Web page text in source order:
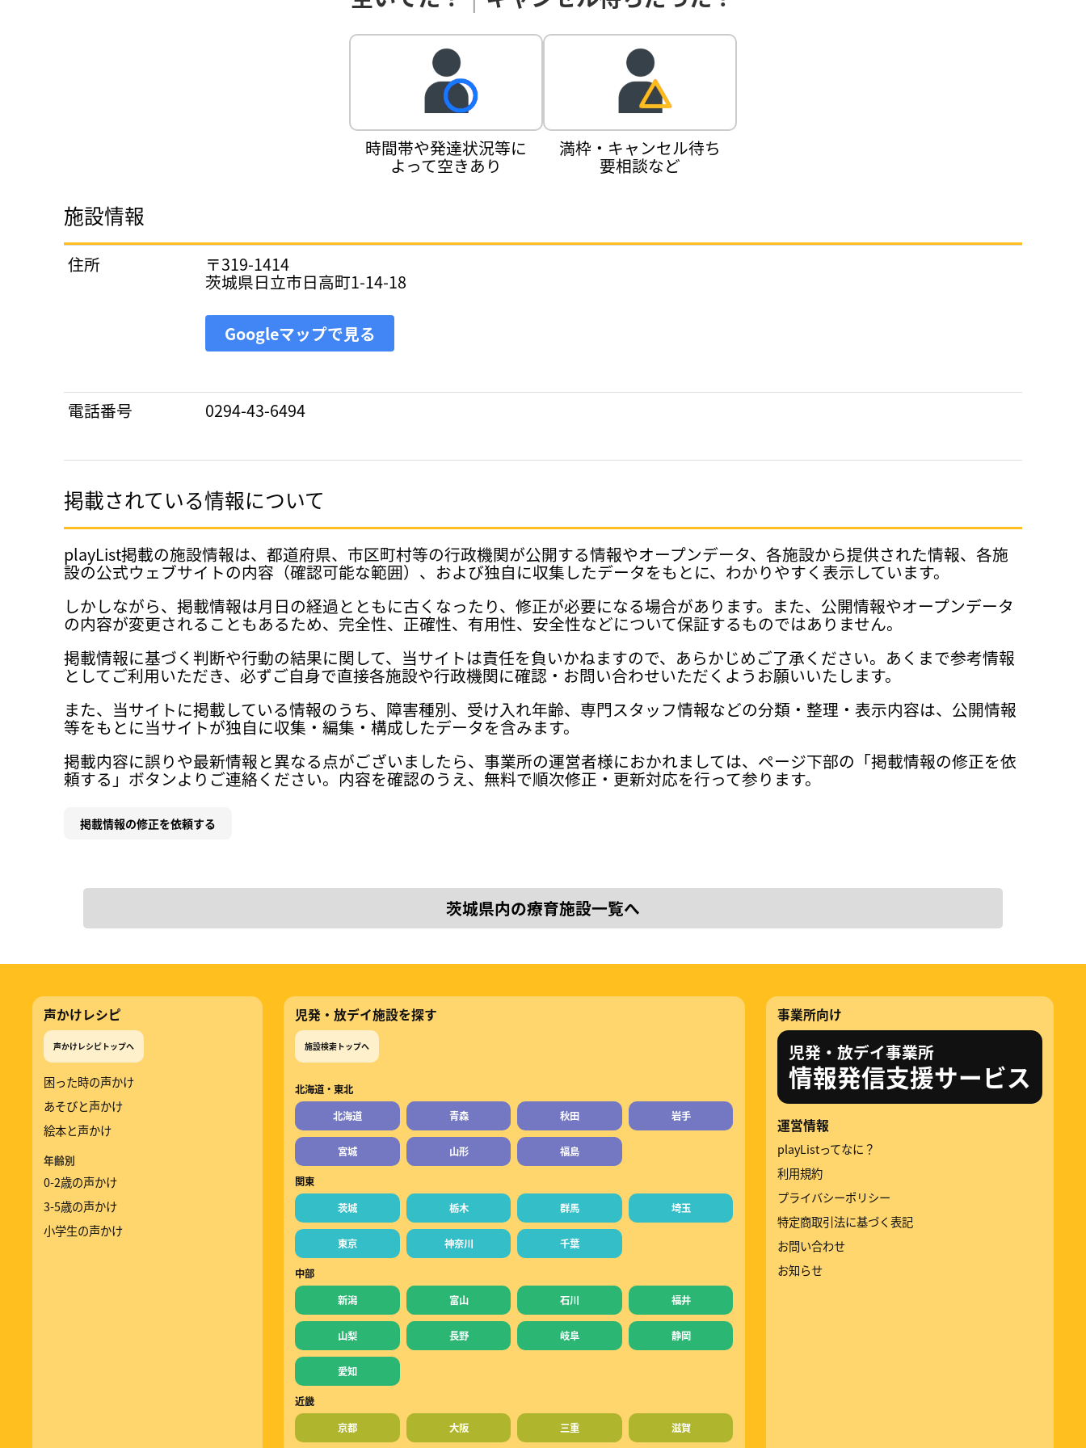
時間帯や発達状況等に
よって空きあり
満枠・キャンセル待ち
要相談など
施設情報
住所 〒319-1414
茨城県日立市日高町1-14-18
Googleマップで見る
電話番号 0294-43-6494
掲載されている情報について
playList掲載の施設情報は、都道府県、市区町村等の行政機関が公開する情報やオープンデータ、各施設から提供された情報、各施
設の公式ウェブサイトの内容（確認可能な範囲）、および独自に収集したデータをもとに、わかりやすく表示しています。
しかしながら、掲載情報は月日の経過とともに古くなったり、修正が必要になる場合があります。また、公開情報やオープンデータ
の内容が変更されることもあるため、完全性、正確性、有用性、安全性などについて保証するものではありません。
掲載情報に基づく判断や行動の結果に関して、当サイトは責任を負いかねますので、あらかじめご了承ください。あくまで参考情報
としてご利用いただき、必ずご自身で直接各施設や行政機関に確認・お問い合わせいただくようお願いいたします。
また、当サイトに掲載している情報のうち、障害種別、受け入れ年齢、専門スタッフ情報などの分類・整理・表示内容は、公開情報
等をもとに当サイトが独自に収集・編集・構成したデータを含みます。
掲載内容に誤りや最新情報と異なる点がございましたら、事業所の運営者様におかれましては、ページ下部の「掲載情報の修正を依
頼する」ボタンよりご連絡ください。内容を確認のうえ、無料で順次修正・更新対応を行って参ります。
掲載情報の修正を依頼する
茨城県内の療育施設一覧へ
声かけレシピ
声かけレシピトップへ
困った時の声かけ
あそびと声かけ
絵本と声かけ
年齢別
0-2歳の声かけ
3-5歳の声かけ
小学生の声かけ
児発・放デイ施設を探す
施設検索トップへ
北海道・東北
北海道
青森 秋田 岩手
宮城 山形 福島
関東
茨城
栃木 群馬 埼玉
東京 神奈川 千葉
中部
新潟
富山 石川 福井
山梨 長野 岐阜 静岡
愛知
近畿
京都
大阪 三重 滋賀
事業所向け
児発・放デイ事業所
情報発信支援サービス
運営情報
playListってなに？
利用規約
プライバシーポリシー
特定商取引法に基づく表記
お問い合わせ
お知らせ